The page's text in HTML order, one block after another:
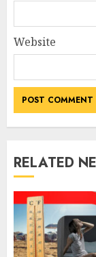
Website
RELATED